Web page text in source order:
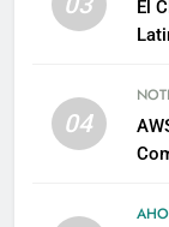
El
04